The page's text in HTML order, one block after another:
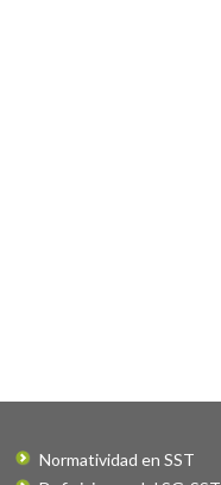
Normatividad en SST